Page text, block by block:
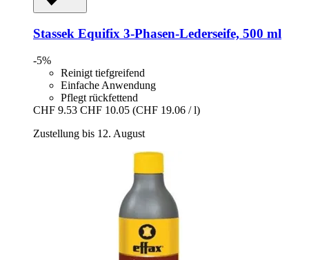
Stassek Equifix 3-​Phasen-​Lederseife, 500 ml
-5%
Reinigt tiefgreifend
Einfache Anwendung
Pflegt rückfettend
CHF 9.53 CHF 10.05 (CHF 19.06 / l)
Zustellung bis 12. August